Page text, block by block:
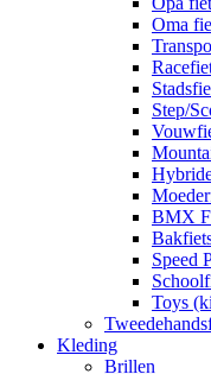
Oma
Step/
BMX
Speed
Toys
Kleding
Brillen